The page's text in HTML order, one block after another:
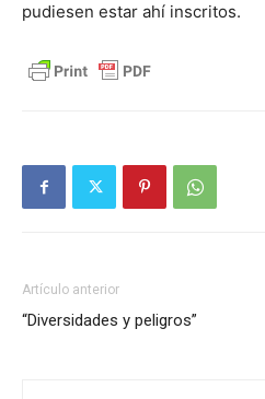
pudiesen estar ahí inscritos.
Artículo anterior
“Diversidades y peligros”